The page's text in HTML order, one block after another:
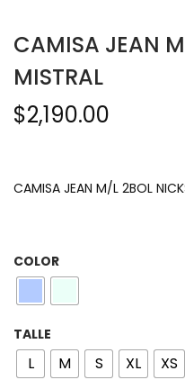
CAMISA JEAN
MISTRAL
$2,190.00
CAMISA JEAN M/L 2BOL
COLOR
TALLE
L M S XL XS